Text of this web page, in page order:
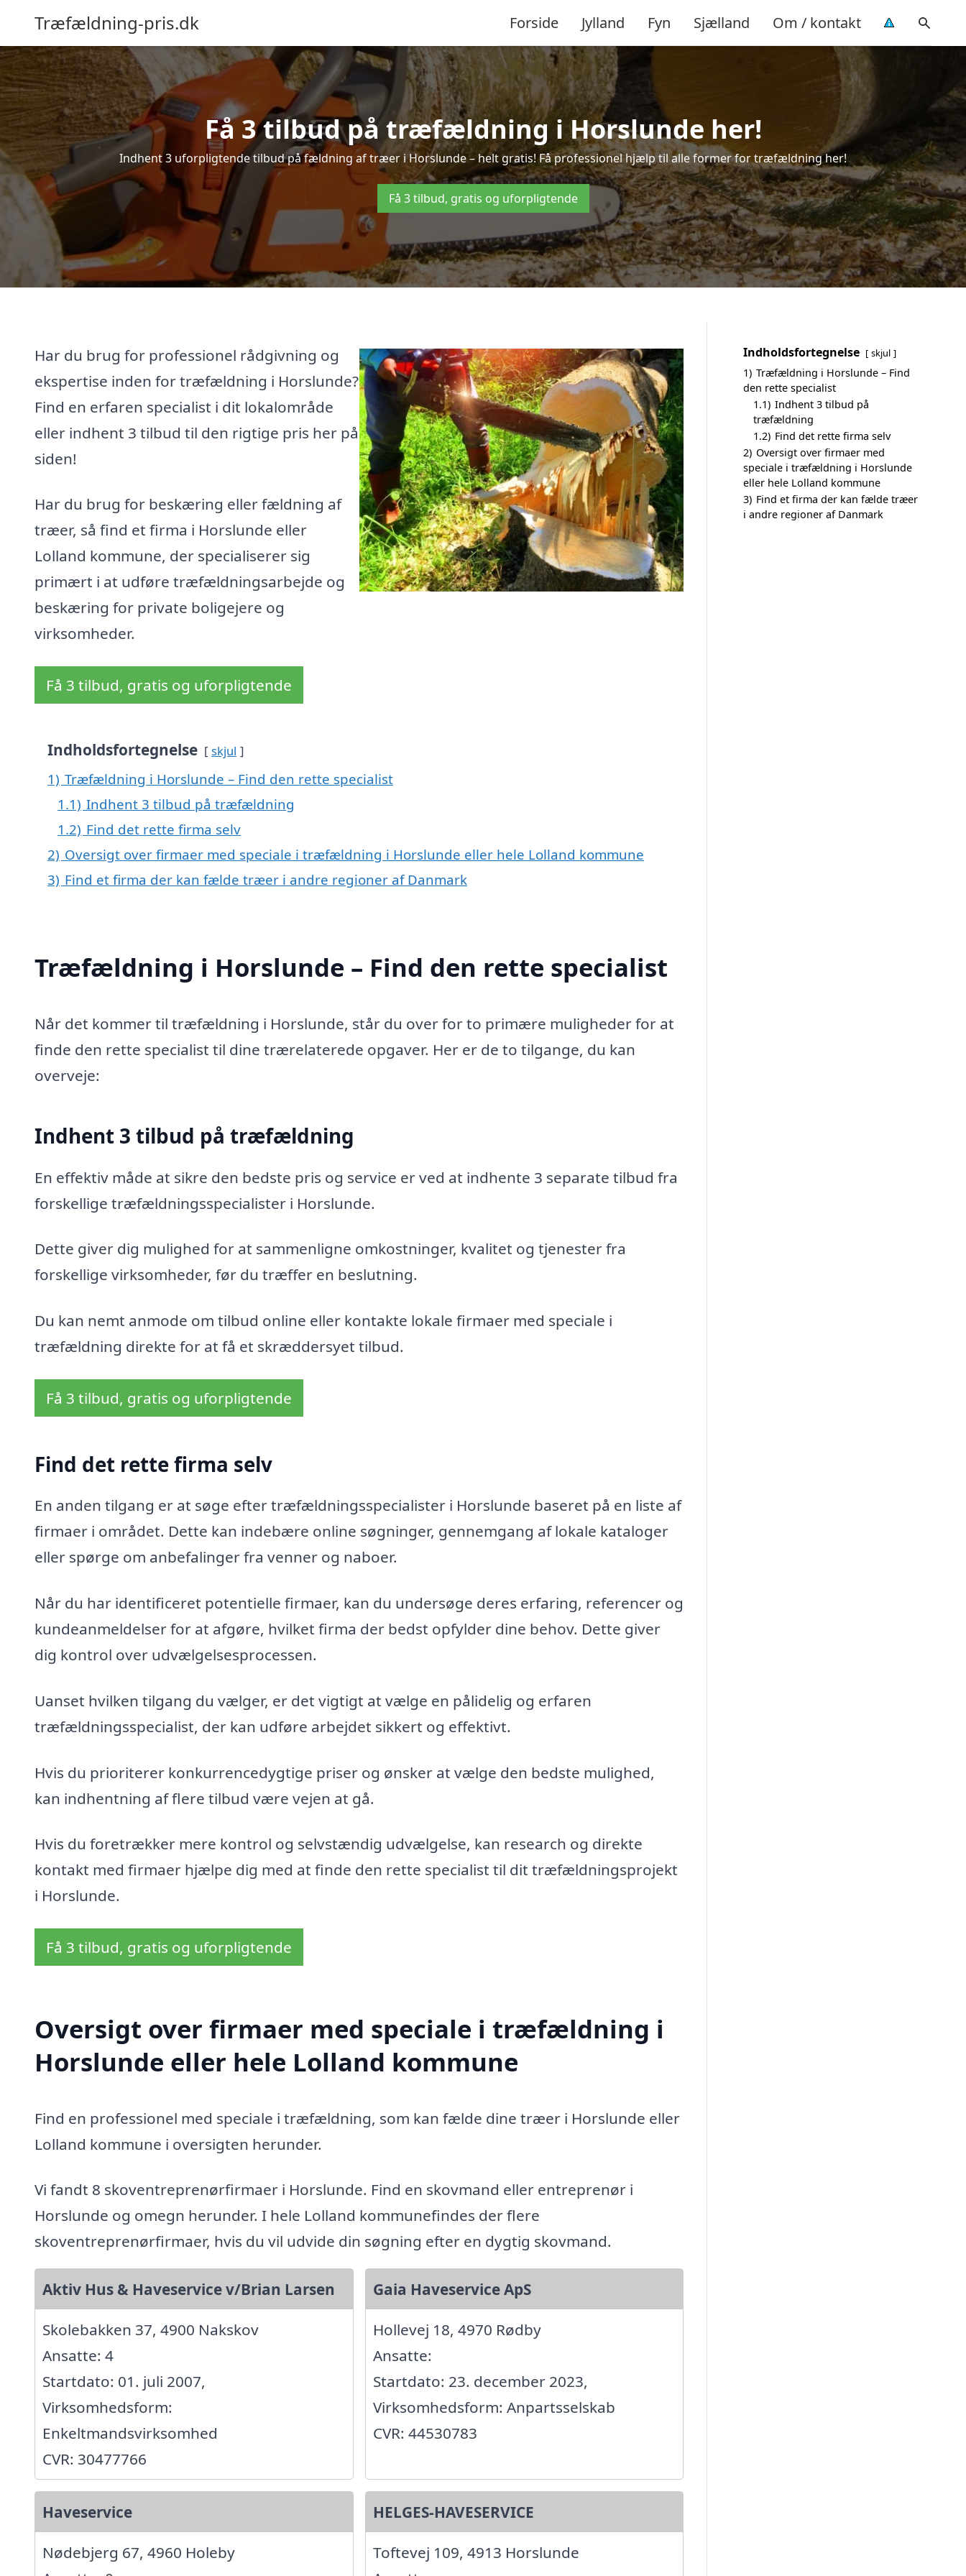
Træfældning-pris.dk Forside Jylland Fyn Sjælland Om / kontakt
Få 3 tilbud på træfældning i Horslunde her!
Indhent 3 uforpligtende tilbud på fældning af træer i Horslunde – helt gratis! Få professionel hjælp til alle former for træfældning her!
Få 3 tilbud, gratis og uforpligtende
Har du brug for professionel rådgivning og
ekspertise inden for træfældning i Horslunde?
Find en erfaren specialist i dit lokalområde
eller indhent 3 tilbud til den rigtige pris her på
siden!
Har du brug for beskæring eller fældning af
træer, så find et firma i Horslunde eller
Lolland kommune, der specialiserer sig
primært i at udføre træfældningsarbejde og
beskæring for private boligejere og
virksomheder.
Få 3 tilbud, gratis og uforpligtende
Indholdsfortegnelse skjul
1) Træfældning i Horslunde – Find den rette specialist
1.1) Indhent 3 tilbud på træfældning
1.2) Find det rette firma selv
2) Oversigt over firmaer med speciale i træfældning i Horslunde eller hele Lolland kommune
3) Find et firma der kan fælde træer i andre regioner af Danmark
Træfældning i Horslunde – Find den rette specialist
Når det kommer til træfældning i Horslunde, står du over for to primære muligheder for at
finde den rette specialist til dine trærelaterede opgaver. Her er de to tilgange, du kan
overveje:
Indhent 3 tilbud på træfældning
En effektiv måde at sikre den bedste pris og service er ved at indhente 3 separate tilbud fra
forskellige træfældningsspecialister i Horslunde.
Dette giver dig mulighed for at sammenligne omkostninger, kvalitet og tjenester fra
forskellige virksomheder, før du træffer en beslutning.
Du kan nemt anmode om tilbud online eller kontakte lokale firmaer med speciale i
træfældning direkte for at få et skræddersyet tilbud.
Få 3 tilbud, gratis og uforpligtende
Find det rette firma selv
En anden tilgang er at søge efter træfældningsspecialister i Horslunde baseret på en liste af
firmaer i området. Dette kan indebære online søgninger, gennemgang af lokale kataloger
eller spørge om anbefalinger fra venner og naboer.
Når du har identificeret potentielle firmaer, kan du undersøge deres erfaring, referencer og
kundeanmeldelser for at afgøre, hvilket firma der bedst opfylder dine behov. Dette giver
dig kontrol over udvælgelsesprocessen.
Uanset hvilken tilgang du vælger, er det vigtigt at vælge en pålidelig og erfaren
træfældningsspecialist, der kan udføre arbejdet sikkert og effektivt.
Hvis du prioriterer konkurrencedygtige priser og ønsker at vælge den bedste mulighed,
kan indhentning af flere tilbud være vejen at gå.
Hvis du foretrækker mere kontrol og selvstændig udvælgelse, kan research og direkte
kontakt med firmaer hjælpe dig med at finde den rette specialist til dit træfældningsprojekt
i Horslunde.
Få 3 tilbud, gratis og uforpligtende
Oversigt over firmaer med speciale i træfældning i
Horslunde eller hele Lolland kommune
Find en professionel med speciale i træfældning, som kan fælde dine træer i Horslunde eller
Lolland kommune i oversigten herunder.
Vi fandt 8 skoventreprenørfirmaer i Horslunde. Find en skovmand eller entreprenør i
Horslunde og omegn herunder. I hele Lolland kommunefindes der flere
skoventreprenørfirmaer, hvis du vil udvide din søgning efter en dygtig skovmand.
Aktiv Hus & Haveservice v/Brian Larsen
Skolebakken 37, 4900 Nakskov
Ansatte: 4
Startdato: 01. juli 2007,
Virksomhedsform:
Enkeltmandsvirksomhed
CVR: 30477766
Gaia Haveservice ApS
Hollevej 18, 4970 Rødby
Ansatte:
Startdato: 23. december 2023,
Virksomhedsform: Anpartsselskab
CVR: 44530783
Haveservice
Nødebjerg 67, 4960 Holeby
HELGES-HAVESERVICE
Toftevej 109, 4913 Horslunde
Indholdsfortegnelse skjul
1) Træfældning i Horslunde – Find
den rette specialist
1.1) Indhent 3 tilbud på
træfældning
1.2) Find det rette firma selv
2) Oversigt over firmaer med
speciale i træfældning i Horslunde
eller hele Lolland kommune
3) Find et firma der kan fælde træer
i andre regioner af Danmark